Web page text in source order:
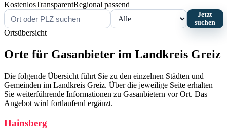
KostenlosTransparentRegional passend
Jetzt
suchen
Ortsübersicht
Orte für Gasanbieter im Landkreis Greiz
Die folgende Übersicht führt Sie zu den einzelnen Städten und
Gemeinden im Landkreis Greiz. Über die jeweilige Seite erhalten
Sie weiterführende Informationen zu Gasanbietern vor Ort. Das
Angebot wird fortlaufend ergänzt.
Hainsberg